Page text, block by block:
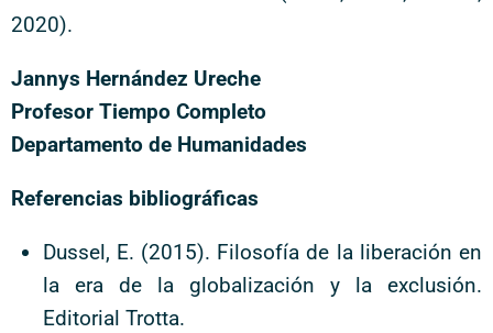
2020).
Jannys Hernández Ureche
Profesor Tiempo Completo
Departamento de Humanidades
Referencias bibliográficas
Dussel, E. (2015). Filosofía de la liberación en
la era de la globalización y la exclusión.
Editorial Trotta.